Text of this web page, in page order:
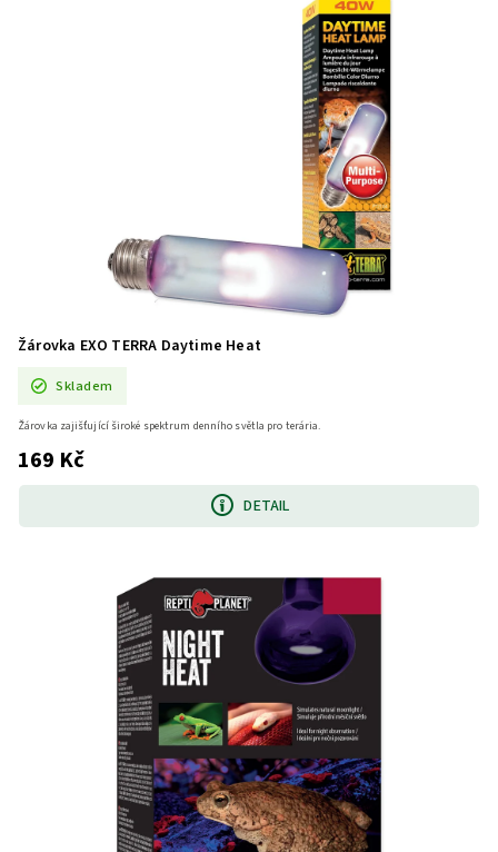
Žárovka EXO TERRA Daytime Heat
Skladem
169 Kč
DETAIL
Žárovka zajišťující široké spektrum denního světla pro terária.